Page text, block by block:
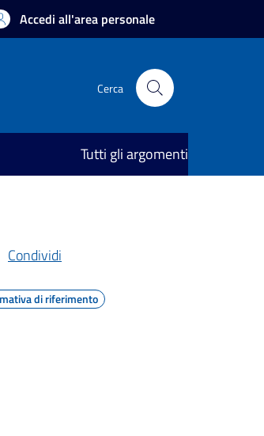
Accedi all'area personale
Cerca
Tutti gli argomenti
Condividi
di riferimento